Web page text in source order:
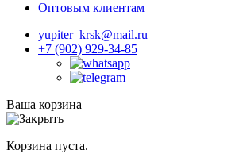
Оптовым клиентам
yupiter_krsk@mail.ru
+7 (902) 929-34-85
Ваша корзина
Корзина пуста.